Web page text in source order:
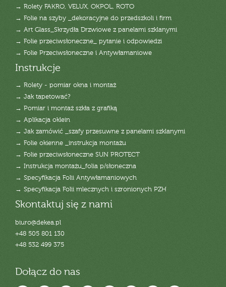
→ Rolety FAKRO, VELUX, OKPOL, ROTO
→ Folie na szyby _dekoracyjne do przedszkoli i firm
→ Art Glass_Skrzydła Drzwiowe z panelami szklanymi
→ Folie przeciwsłoneczne_ pytanie i odpowiedzi
→ Folie Przeciwsłoneczne i Antywłamaniowe
Instrukcje
→ Rolety - pomiar okna i montaż
→ Jak tapetować?
→ Pomiar i montaż szkła z grafiką
→ Aplikacja oklein
→ Jak zamówić _szafy przesuwne z panelami szklanymi
→ Folie okienne _instrukcja montażu
→ Folie przeciwsłoneczne SUN PROTECT
→ Instrukcja montażu_folia p/słoneczna
→ Specyfikacja Folii Antywłamaniowych
→ Specyfikacja Folii mlecznych i szronionych PZH
Skontaktuj się z nami
biuro@dekea.pl
+48 505 801 130
+48 532 499 375
Dołącz do nas